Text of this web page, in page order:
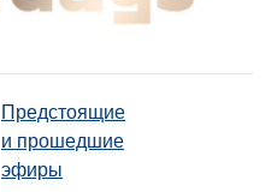
Предстоящие
и прошедшие
эфиры